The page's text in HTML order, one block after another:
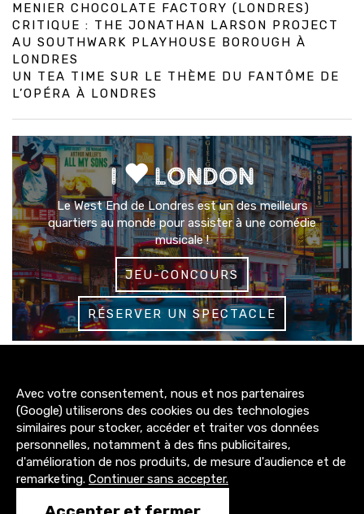
MENIER CHOCOLATE FACTORY (LONDRES)
CRITIQUE : THE JONATHAN LARSON PROJECT
AU SOUTHWARK PLAYHOUSE BOROUGH À
LONDRES
UN TEA TIME SUR LE THÈME DU FANTÔME DE
L’OPÉRA À LONDRES
I LONDON
Le West End de Londres est un des meilleurs
quartiers au monde pour assister à une comédie
musicale !
JEU-CONCOURS
RÉSERVER UN SPECTACLE
3200+
abonnés
4300+
abonnés
1500+
abonnés
Avec votre consentement, nous et nos partenaires
(Google) utiliserons des cookies ou des technologies
similaires pour stocker, accéder et traiter vos données
personnelles, notamment à des fins publicitaires,
d'amélioration de nos produits, de mesure d'audience et de
remarketing. Continuer sans accepter.